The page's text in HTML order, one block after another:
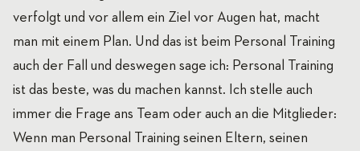
verfolgt und vor allem ein Ziel vor Augen hat, macht
man mit einem Plan. Und das ist beim Personal Training
auch der Fall und deswegen sage ich: Personal Training
ist das beste, was du machen kannst. Ich stelle auch
immer die Frage ans Team oder auch an die Mitglieder:
Wenn man Personal Training seinen Eltern, seinen